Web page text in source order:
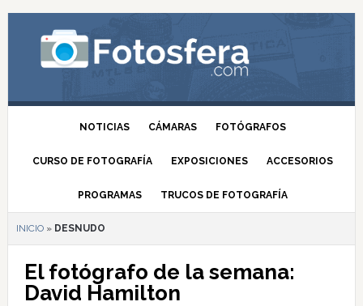
NOTICIAS CÁMARAS FOTÓGRAFOS
CURSO DE FOTOGRAFÍA EXPOSICIONES ACCESORIOS
PROGRAMAS TRUCOS DE FOTOGRAFÍA
INICIO» DESNUDO
El fotógrafo de la semana:
David Hamilton